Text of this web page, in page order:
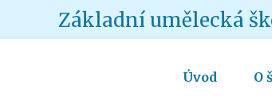
Základní umělecká
Úvod O